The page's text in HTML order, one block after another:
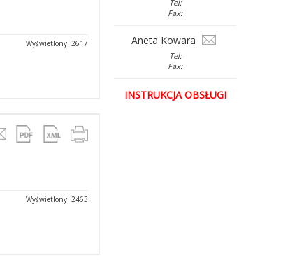
Wyświetlony: 2617
Wyświetlony: 2463
Tel:
Fax:
Aneta Kowara
Tel:
Fax:
INSTRUKCJA OBSŁUGI